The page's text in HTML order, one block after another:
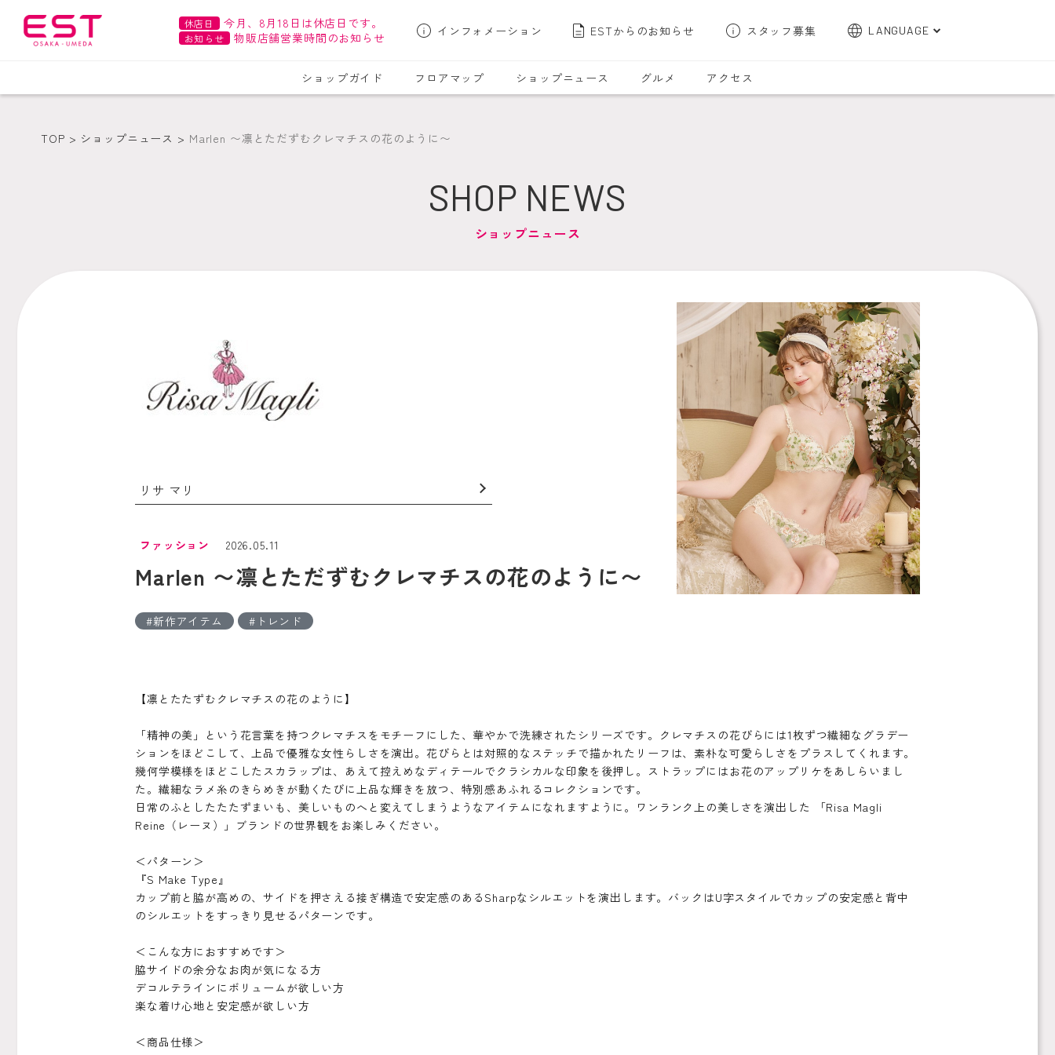
休店日 今月、8月18日は休店日です。
お知らせ 物販店舗営業時間のお知らせ インフォメーション ESTからのお知らせ スタッフ募集 LANGUAGE
한국어
ショップガイド フロアマップ ショップニュース グルメ アクセス
TOP ショップニュース Marlen 〜凛とただずむクレマチスの花のように〜
SHOP NEWS
ショップニュース
リサ マリ
ファッション 2026.05.11
Marlen 〜凛とただずむクレマチスの花のように〜
新作アイテム トレンド
【凛とたたずむクレマチスの花のように】
「精神の美」という花言葉を持つクレマチスをモチーフにした、華やかで洗練されたシリーズです。クレマチスの花びらには1枚ずつ繊細なグラデー
ションをほどこして、上品で優雅な女性らしさを演出。花びらとは対照的なステッチで描かれたリーフは、素朴な可愛らしさをプラスしてくれます。
幾何学模様をほどこしたスカラップは、あえて控えめなディテールでクラシカルな印象を後押し。ストラップにはお花のアップリケをあしらいまし
た。繊細なラメ糸のきらめきが動くたびに上品な輝きを放つ、特別感あふれるコレクションです。
日常のふとしたたたずまいも、美しいものへと変えてしまうようなアイテムになれますように。ワンランク上の美しさを演出した 「Risa Magli
Reine（レーヌ）」ブランドの世界観をお楽しみください。
＜パターン＞
『S Make Type』
カップ前と脇が高めの、サイドを押さえる接ぎ構造で安定感のあるSharpなシルエットを演出します。バックはU字スタイルでカップの安定感と背中
のシルエットをすっきり見せるパターンです。
＜こんな方におすすめです＞
脇サイドの余分なお肉が気になる方
デコルテラインにボリュームが欲しい方
楽な着け心地と安定感が欲しい方
＜商品仕様＞